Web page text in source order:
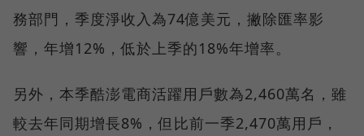
務部門，季度淨收入為74億美元，撇除匯率影
響，年增12%，低於上季的18%年增率。
另外，本季酷澎電商活躍用戶數為2,460萬名，雖
較去年同期增長8%，但比前一季2,470萬用戶，